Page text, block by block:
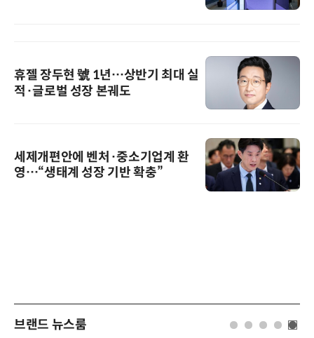
휴젤 장두현 號 1년…상반기 최대 실
적·글로벌 성장 본궤도
세제개편안에 벤처·중소기업계 환
영…“생태계 성장 기반 확충”
브랜드 뉴스룸